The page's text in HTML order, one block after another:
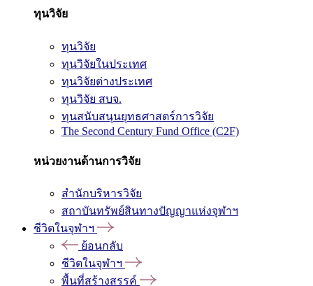
ทุนวิจัย
ทุนวิจัย
ทุนวิจัยในประเทศ
ทุนวิจัยต่างประเทศ
ทุนวิจัย สบจ.
ทุนสนับสนุนยุทธศาสตร์การวิจัย
The Second Century Fund Office (C2F)
หน่วยงานด้านการวิจัย
สำนักบริหารวิจัย
สถาบันทรัพย์สินทางปัญญาแห่งจุฬาฯ
ชีวิตในจุฬาฯ
ย้อนกลับ
ชีวิตในจุฬาฯ
พื้นที่สร้างสรรค์